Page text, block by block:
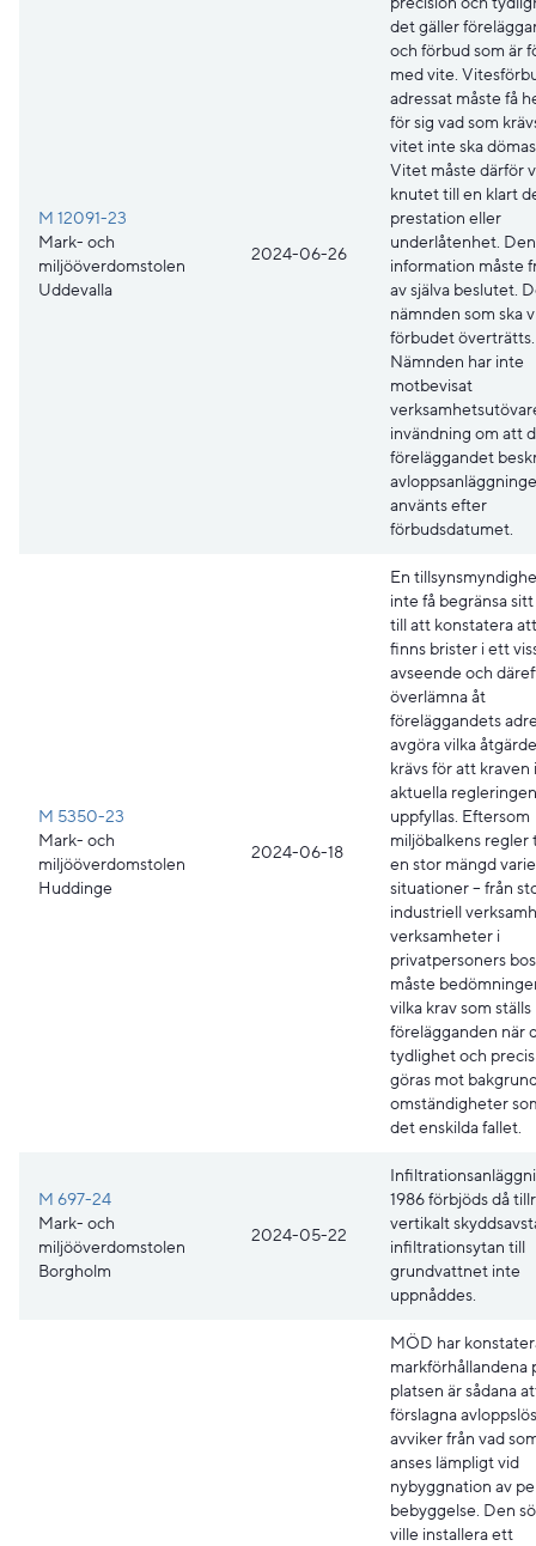
M 12091-23
Mark- och
miljööverdomstolen
Uddevalla
2024-06-26
det gäller
och förbud som är
med vite.
adressat måste få
för sig vad som
vitet inte ska
Vitet måste därför
knutet till en klart
prestation eller
underlåtenhet.
information måste
av själva beslutet.
nämnden som ska
förbudet överträtts.
Nämnden har inte
motbevisat
invändning om att
föreläggandet
använts efter
förbudsdatumet.
M 5350-23
Mark- och
miljööverdomstolen
Huddinge
2024-06-18
En
inte få begränsa
till att konstatera
finns brister i ett
avseende och
överlämna åt
föreläggandets
avgöra vilka
krävs för att kraven
aktuella
uppfyllas. Eftersom
miljöbalkens regler
en stor mängd
situationer – från
industriell
verksamheter i
privatpersoners
måste
vilka krav som ställs
förelägganden när
tydlighet och
göras mot
omständigheter
det enskilda fallet.
M 697-24
Mark- och
miljööverdomstolen
Borgholm
2024-05-22
1986 förbjöds då
vertikalt
infiltrationsytan till
grundvattnet inte
uppnåddes.
MÖD har
markförhållandena
platsen är sådana
förslagna
avviker från vad
anses lämpligt vid
nybyggnation av
bebyggelse. Den
ville installera ett